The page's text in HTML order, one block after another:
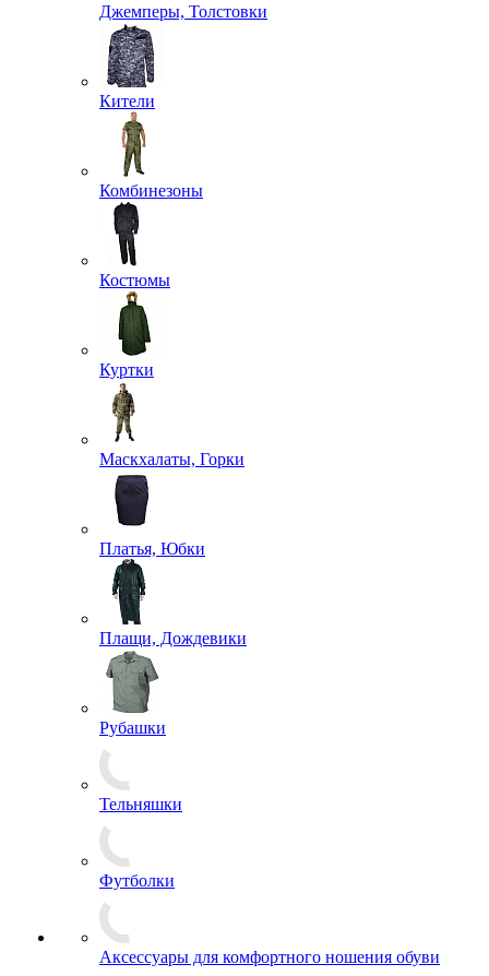
Аксессуары для одежды
Аксельбанты
Арафатки
Галстуки и косынки
Кашне и шарфы
Перчатки и варежки
Ремни
Подтяжки
Филиграни и ленты
+ ЕЩЕ 4
Брюки
Джемперы, Толстовки
Кители
Комбинезоны
Костюмы
Куртки
Маскхалаты, Горки
Платья, Юбки